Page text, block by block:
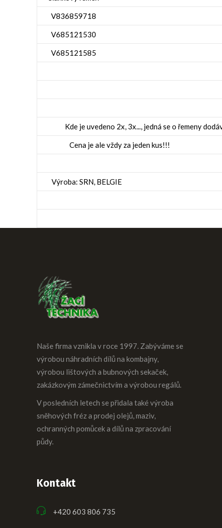
V836859718
V685121530
V685121585
Kde je uvedeno 2x, 3x..., jedná se o řemeny
Cena je ale vždy za jeden kus!!!
Výroba: SRN, BELGIE
Naše firma vznikla v roce 1997. Zabýváme se
výrobou náhradních dílů na kombajny,
výrobou lištových a bubnových sekaček,
zakázkovým zámečnictvím a výrobou regálů.
V posledních letech se přidala také výroba
sněhových fréz a prodej olejů, maziv,
ochranných pomůcek a dílů na zpracování
půdy.
Kontakt
+420 603 806 735